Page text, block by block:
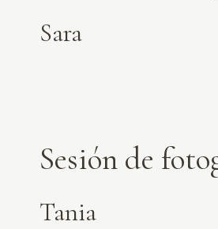
Sara
Sesión de
Tania